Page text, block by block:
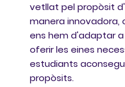
vetllat pel propòsit
manera innovadora,
ens hem d'adaptar
oferir les eines
estudiants
propòsits.